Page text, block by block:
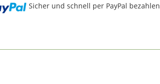
Sicher und schnell per PayPal bezahlen